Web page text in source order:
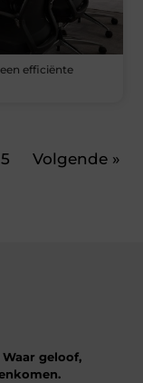
efficiënte
5 Volgende »
geloof,